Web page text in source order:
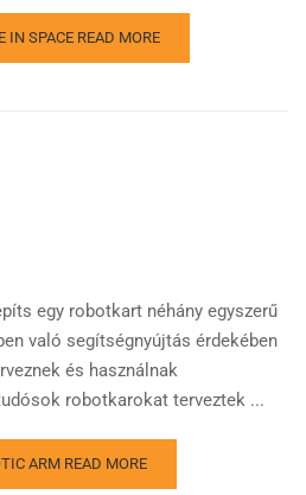
IN SPACE READ MORE
egy robotkart néhány egyszerű
való segítségnyújtás érdekében
és használnak
robotkarokat terveztek ...
ARM READ MORE